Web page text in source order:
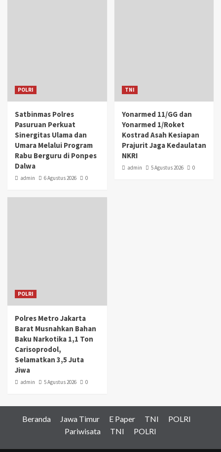
POLRI
Satbinmas Polres
Pasuruan Perkuat
Sinergitas Ulama dan
Umara Melalui Program
Rabu Berguru di Ponpes
Dalwa
admin 6 Agustus 2026 0
TNI
Yonarmed 11/GG dan
Yonarmed 1/Roket
Kostrad Asah Kesiapan
Prajurit Jaga Kedaulatan
NKRI
admin 5 Agustus 2026 0
POLRI
Polres Metro Jakarta
Barat Musnahkan Bahan
Baku Narkotika 1,1 Ton
Carisoprodol,
Selamatkan 3,5 Juta
Jiwa
admin 5 Agustus 2026 0
Beranda Jawa Timur E Paper TNI
POLRI
Pariwisata
TNI POLRI